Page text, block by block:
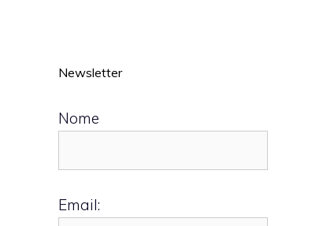
Newsletter
Nome
Email: